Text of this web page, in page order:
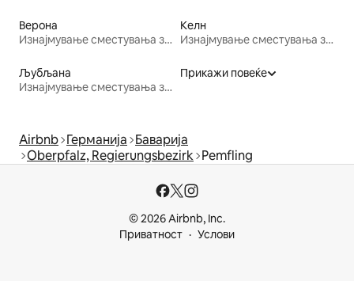
Верона
Изнајмување сместувања за одмор
Келн
Изнајмување сместувања за одмор
Љубљана
Изнајмување сместувања за одмор
Прикажи повеќе
Airbnb Германија Баварија
Oberpfalz, Regierungsbezirk Pemfling
© 2026 Airbnb, Inc.
Приватност
Услови